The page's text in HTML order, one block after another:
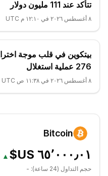
تتأكد عند 111 مليون دولار
٨ أغسطس ٢٠٢٦ في ١٢:١٠ م UTC
276 عملية استغلال
٨ أغسطس ٢٠٢٦ في ١١:٣٨ ص UTC
Bitcoin
▲
حجم التداول (24 ساعة):
-